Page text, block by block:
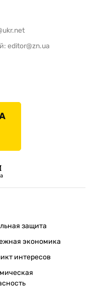
editor@zn.ua
защита
экономика
интересов